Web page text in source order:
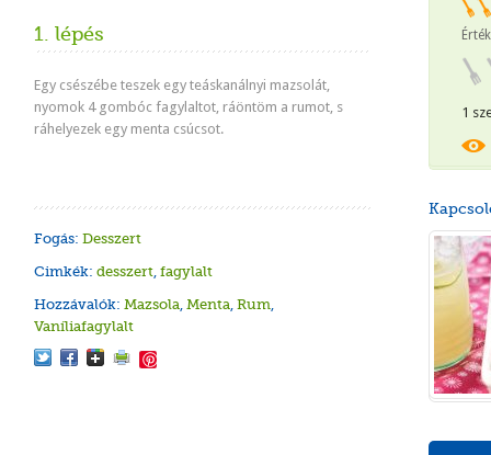
1. lépés
Egy csészébe teszek egy teáskanálnyi mazsolát,
nyomok 4 gombóc fagylaltot, ráöntöm a rumot, s
ráhelyezek egy menta csúcsot.
Fogás: Desszert
Cimkék: desszert, fagylalt
Hozzávalók: Mazsola, Menta, Rum,
Vaníliafagylalt
1